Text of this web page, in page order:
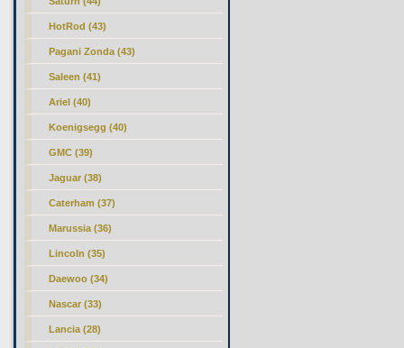
HotRod (43)
Pagani Zonda (43)
Saleen (41)
Ariel (40)
Koenigsegg (40)
GMC (39)
Jaguar (38)
Caterham (37)
Marussia (36)
Lincoln (35)
Daewoo (34)
Nascar (33)
Lancia (28)